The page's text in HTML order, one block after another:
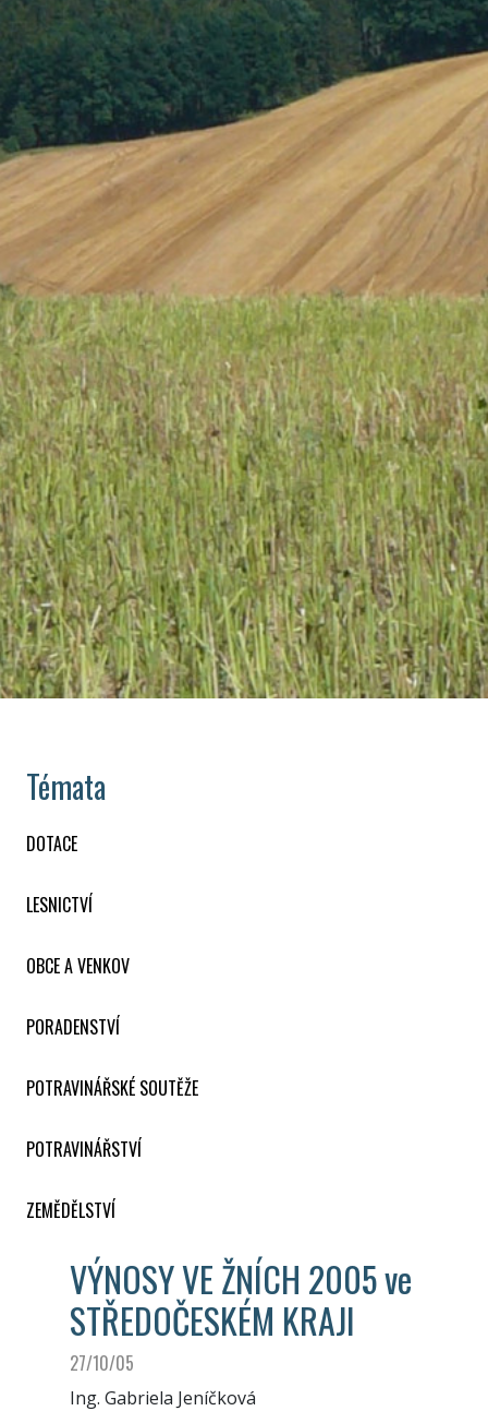
Témata
DOTACE
LESNICTVÍ
OBCE A VENKOV
PORADENSTVÍ
POTRAVINÁŘSKÉ SOUTĚŽE
POTRAVINÁŘSTVÍ
ZEMĚDĚLSTVÍ
VÝNOSY VE ŽNÍCH 2005 ve
STŘEDOČESKÉM KRAJI
27/10/05
Ing. Gabriela Jeníčková